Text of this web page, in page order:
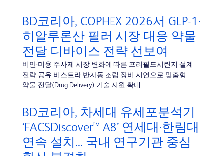
BD코리아, COPHEX 2026서 GLP-1·
히알루론산 필러 시장 대응 약물
전달 디바이스 전략 선보여
비만·미용 주사제 시장 변화에 따른 프리필드시린지 설계
전략 공유 비스트라 반자동 조립 장비 시연으로 맞춤형
약물 전달(Drug Delivery) 기술 지원 확대
BD코리아, 차세대 유세포분석기
‘FACSDiscover™ A8’ 연세대·한림대
연속 설치… 국내 연구기관 중심